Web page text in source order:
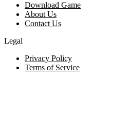
Download Game
About Us
Contact Us
Legal
Privacy Policy
Terms of Service